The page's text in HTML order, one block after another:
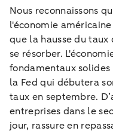
Nous reconnaissons
l'économie
que la hausse du
se résorber.
fondamentaux
la Fed qui débutera
taux en septembre.
entreprises dans le
jour, rassure en